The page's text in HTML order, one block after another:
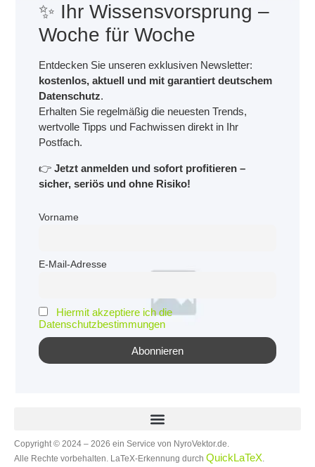
✨ Ihr Wissensvorsprung –
Woche für Woche
Entdecken Sie unseren exklusiven Newsletter:
kostenlos, aktuell und mit garantiert deutschem
Datenschutz.
Erhalten Sie regelmäßig die neuesten Trends,
wertvolle Tipps und Fachwissen direkt in Ihr
Postfach.
👉 Jetzt anmelden und sofort profitieren –
sicher, seriös und ohne Risiko!
Vorname
E-Mail-Adresse
Hiermit akzeptiere ich die
Datenschutzbestimmungen
Copyright © 2024 – 2026 ein Service von NyroVektor.de.
Alle Rechte vorbehalten. LaTeX-Erkennung durch QuickLaTeX.